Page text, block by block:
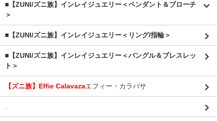
■【ZUNI/ズニ族】インレイジュエリー＜ペンダント＆ブローチ
＞
■【ZUNI/ズニ族】インレイジュエリー＜リング/指輪＞
■【ZUNI/ズニ族】インレイジュエリー＜バングル＆ブレスレッ
ト＞
【ズニ族】Effie Calavazaエフィー・カラバサ